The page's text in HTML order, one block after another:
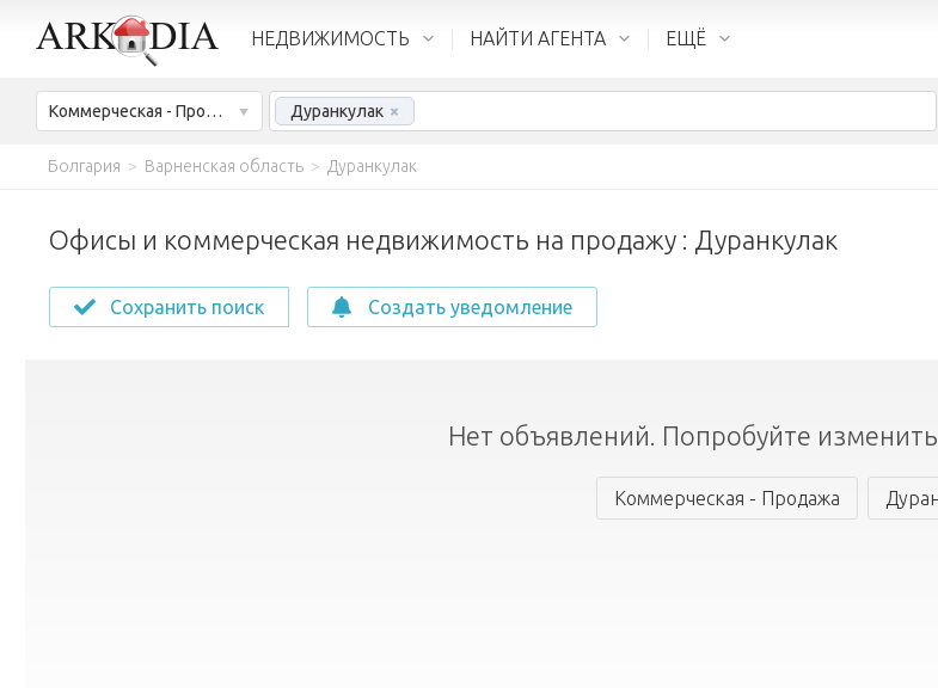
НЕДВИЖИМОСТЬ НАЙТИ АГЕНТА ЕЩЁ
Коммерческая - Продажа Дуранкулак ×
Болгария > Варненская область > Дуранкулак
Офисы и коммерческая недвижимость на продажу : Дуранкулак
Сохранить поиск Создать уведомление
Нет объявлений. Попробуйте
Коммерческая - Продажа